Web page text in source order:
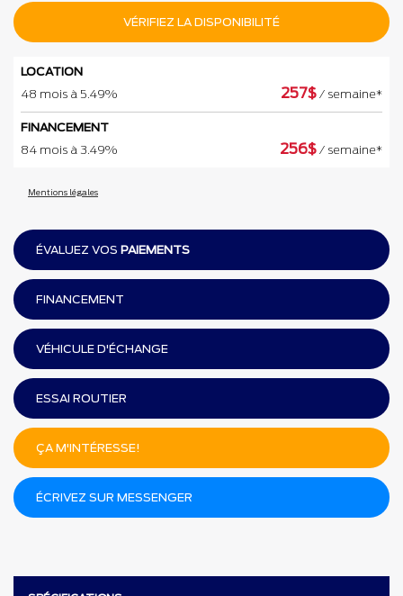
VÉRIFIEZ LA DISPONIBILITÉ
LOCATION
48 mois à 5.49%
257$ / semaine*
FINANCEMENT
84 mois à 3.49%
256$ / semaine*
Mentions légales
ÉVALUEZ VOS PAIEMENTS
FINANCEMENT
VÉHICULE D'ÉCHANGE
ESSAI ROUTIER
ÇA M'INTÉRESSE!
ÉCRIVEZ SUR MESSENGER